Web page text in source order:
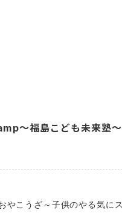
～福島こども未来塾～